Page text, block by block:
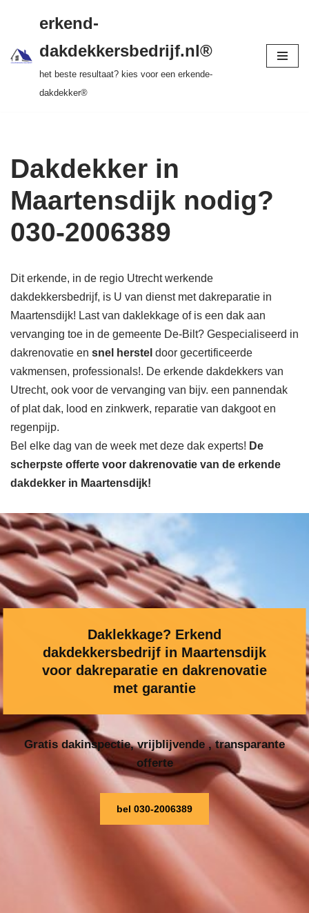
naar
inhoud
tot 20 jr garantie > SKEV erkend
erkend-
dakdekkersbedrijf.nl®
het beste resultaat? kies voor een erkende-
dakdekker®
Dakdekker in
Maartensdijk nodig?
030-2006389
Dit erkende, in de regio Utrecht werkende
dakdekkersbedrijf, is U van dienst met dakreparatie in
Maartensdijk! Last van daklekkage of is een dak aan
vervanging toe in de gemeente De-Bilt? Gespecialiseerd in
dakrenovatie en snel herstel door gecertificeerde
vakmensen, professionals!. De erkende dakdekkers van
Utrecht, ook voor de vervanging van bijv. een pannendak
of plat dak, lood en zinkwerk, reparatie van dakgoot en
regenpijp.
Bel elke dag van de week met deze dak experts! De
scherpste offerte voor dakrenovatie van de erkende
dakdekker in Maartensdijk!
Daklekkage? Erkend
dakdekkersbedrijf in Maartensdijk
voor dakreparatie en dakrenovatie
met garantie
Gratis dakinspectie, vrijblijvende , transparante
offerte
bel 030-2006389